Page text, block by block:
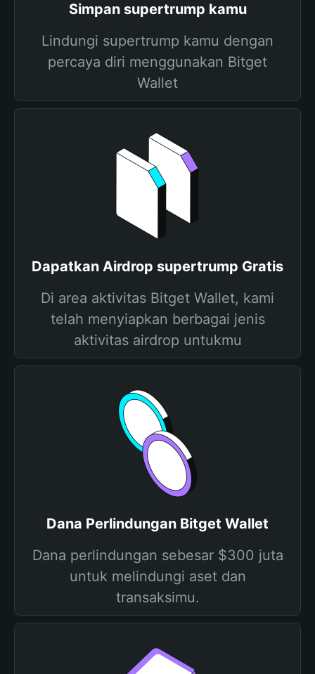
Simpan supertrump kamu
Lindungi supertrump kamu dengan
percaya diri menggunakan Bitget
Wallet
Dapatkan Airdrop supertrump Gratis
Di area aktivitas Bitget Wallet, kami
telah menyiapkan berbagai jenis
aktivitas airdrop untukmu
Dana Perlindungan Bitget Wallet
Dana perlindungan sebesar $300 juta
untuk melindungi aset dan
transaksimu.